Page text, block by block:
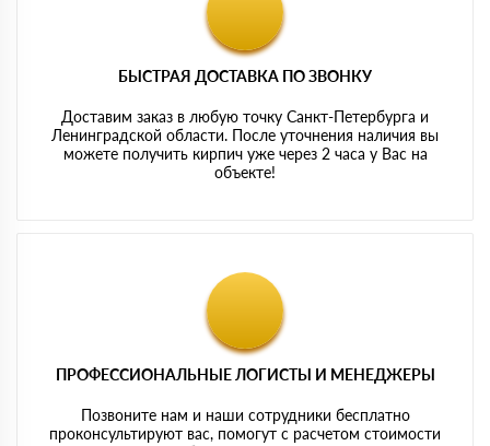
БЫСТРАЯ ДОСТАВКА ПО ЗВОНКУ
Доставим заказ в любую точку Санкт-Петербурга и
Ленинградской области. После уточнения наличия вы
можете получить кирпич уже через 2 часа у Вас на
объекте!
ПРОФЕССИОНАЛЬНЫЕ ЛОГИСТЫ И МЕНЕДЖЕРЫ
Позвоните нам и наши сотрудники бесплатно
проконсультируют вас, помогут с расчетом стоимости